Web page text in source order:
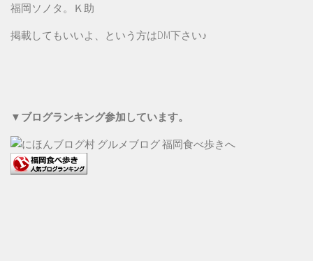
福岡ソノタ。Ｋ助
掲載してもいいよ、という方はDM下さい♪
▼ブログランキング参加しています。